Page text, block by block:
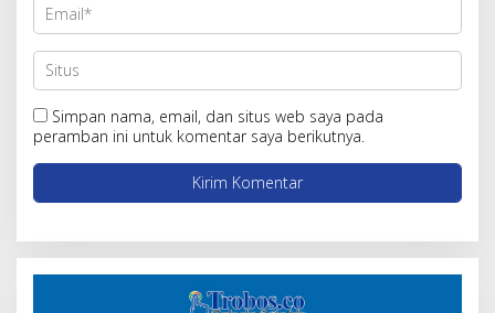
Simpan nama, email, dan situs web saya pada
peramban ini untuk komentar saya berikutnya.